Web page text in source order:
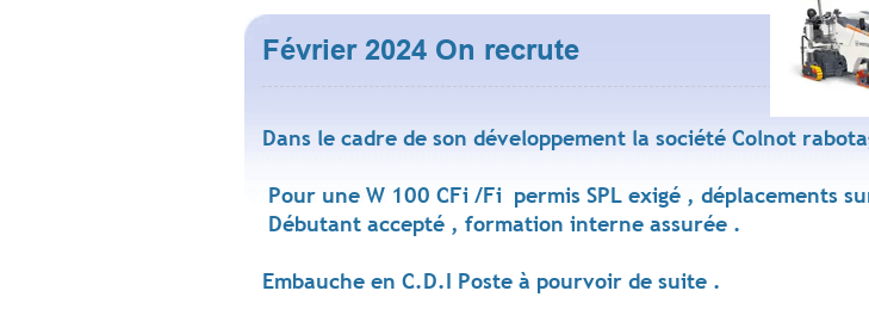
Février 2024 On recrute
Dans le cadre de son développement la société Colnot
Pour une W 100 CFi /Fi permis SPL exigé , déplacements
Débutant accepté , formation interne assurée .
Embauche en C.D.I Poste à pourvoir de suite .